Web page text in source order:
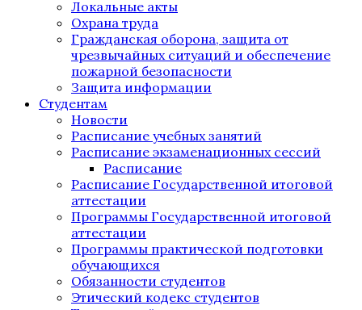
Локальные акты
Охрана труда
Гражданская оборона, защита от
чрезвычайных ситуаций и обеспечение
пожарной безопасности
Защита информации
Студентам
Новости
Расписание учебных занятий
Расписание экзаменационных сессий
Расписание
Расписание Государственной итоговой
аттестации
Программы Государственной итоговой
аттестации
Программы практической подготовки
обучающихся
Обязанности студентов
Этический кодекс студентов